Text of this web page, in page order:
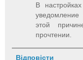
В
этой
прочтении.
Відповісти